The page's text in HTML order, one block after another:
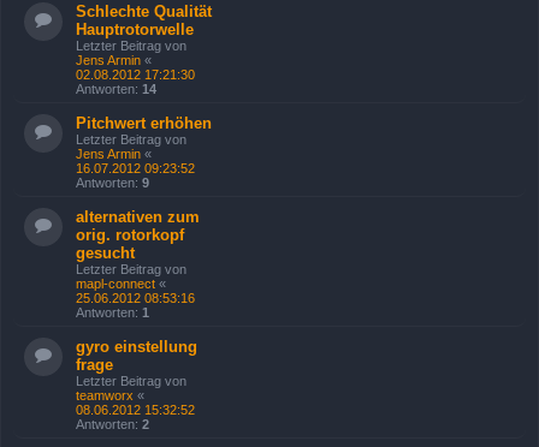
Schlechte Qualität
Hauptrotorwelle
Letzter Beitrag von
Jens Armin «
02.08.2012 17:21:30
Antworten: 14
Pitchwert erhöhen
Letzter Beitrag von
Jens Armin «
16.07.2012 09:23:52
Antworten: 9
alternativen zum
orig. rotorkopf
gesucht
Letzter Beitrag von
mapl-connect «
25.06.2012 08:53:16
Antworten: 1
gyro einstellung
frage
Letzter Beitrag von
teamworx «
08.06.2012 15:32:52
Antworten: 2